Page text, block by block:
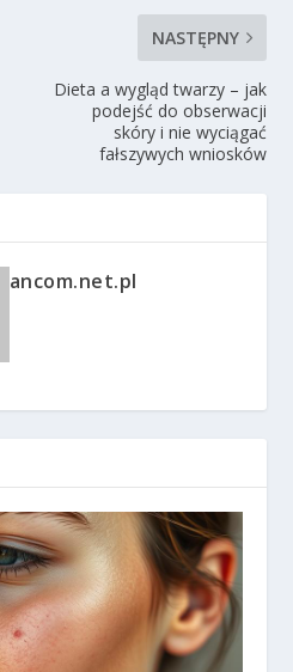
NASTĘPNY
Dieta a wygląd twarzy – jak
podejść do obserwacji
skóry i nie wyciągać
fałszywych wniosków
ancom.net.pl